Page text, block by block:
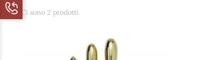
Ci sono 2 prodotti.